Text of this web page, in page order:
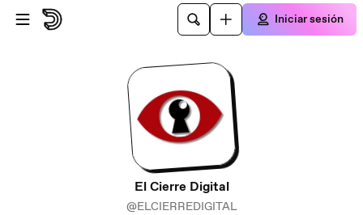
Saltar al contenido principal
Iniciar sesión
El Cierre Digital
@ELCIERREDIGITAL